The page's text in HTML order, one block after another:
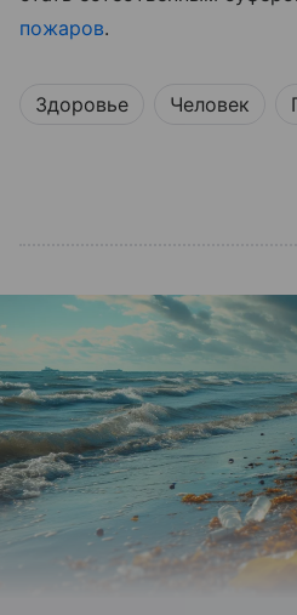
пожаров.
Здоровье Человек